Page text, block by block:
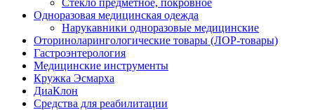
Стекло предметное, покровное
Одноразовая медицинская одежда
Нарукавники одноразовые медицинские
Оториноларингологические товары (ЛОР-товары)
Гастроэнтерология
Медицинские инструменты
Кружка Эсмарха
ДиаКлон
Средства для реабилитации